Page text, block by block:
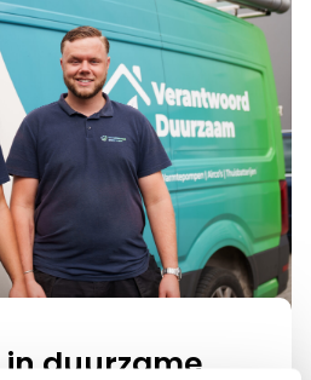
duurzame